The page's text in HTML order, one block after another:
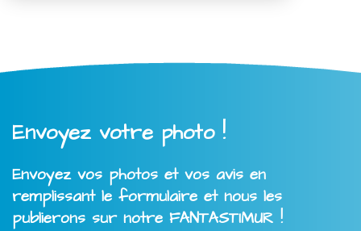
Envoyez votre photo !
Envoyez vos photos et vos avis en
remplissant le formulaire et nous les
publierons sur notre FANTASTIMUR !